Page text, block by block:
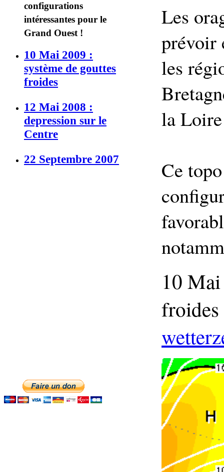
Testez vos
connaissances
Histoire de la
Prises de photos
Informations sur
l'environnement
Dossiers sur la météo
configurations
intéressantes pour le
Grand Ouest !
10 Mai 2009 :
système de gouttes
froides
12 Mai 2008 :
depression sur le
Centre
22 Septembre 2007
Les
prévoir
les
la
Ce
10
froides